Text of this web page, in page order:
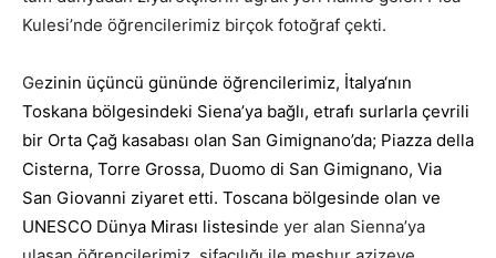
Kulesi’nde öğrencilerimiz birçok fotoğraf çekti.
Gezinin üçüncü gününde öğrencilerimiz, İtalya‘nın
Toskana bölgesindeki Siena’ya bağlı, etrafı surlarla çevrili
bir Orta Çağ kasabası olan San Gimignano’da; Piazza della
Cisterna, Torre Grossa, Duomo di San Gimignano, Via
San Giovanni ziyaret etti. Toscana bölgesinde olan ve
UNESCO Dünya Mirası listesinde yer alan Sienna’ya